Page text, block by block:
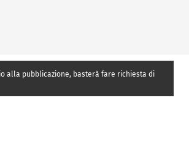
alla pubblicazione, basterà fare richiesta di